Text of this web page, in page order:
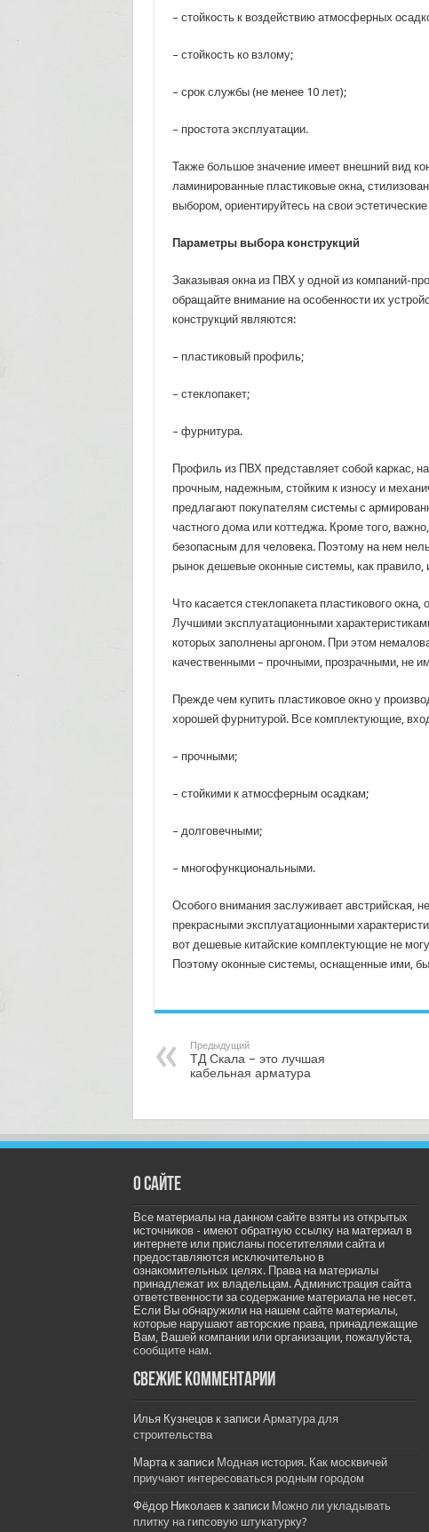
– стойкость к воздействию атмосферных
– стойкость ко взлому;
– срок службы (не менее 10 лет);
– простота эксплуатации.
Также большое значение имеет внешний вид
ламинированные пластиковые окна,
выбором, ориентируйтесь на свои
Параметры выбора конструкций
Заказывая окна из ПВХ у одной из компаний-
обращайте внимание на особенности их
конструкций являются:
– пластиковый профиль;
– стеклопакет;
– фурнитура.
Профиль из ПВХ представляет собой каркас,
прочным, надежным, стойким к износу и
предлагают покупателям системы с
частного дома или коттеджа. Кроме того,
безопасным для человека. Поэтому на нем
рынок дешевые оконные системы, как правило,
Что касается стеклопакета пластикового
Лучшими эксплуатационными
которых заполнены аргоном. При этом
качественными – прочными, прозрачными, не
Прежде чем купить пластиковое окно у
хорошей фурнитурой. Все комплектующие,
– прочными;
– стойкими к атмосферным осадкам;
– долговечными;
– многофункциональными.
Особого внимания заслуживает австрийская,
прекрасными эксплуатационными
вот дешевые китайские комплектующие не
Поэтому оконные системы, оснащенные ими,
Предыдущий
ТД Скала – это лучшая
кабельная арматура
О сайте
Все материалы на данном сайте взяты из открытых
источников - имеют обратную ссылку на материал в
интернете или присланы посетителями сайта и
предоставляются исключительно в
ознакомительных целях. Права на материалы
принадлежат их владельцам. Администрация сайта
ответственности за содержание материала не несет.
Если Вы обнаружили на нашем сайте материалы,
которые нарушают авторские права, принадлежащие
Вам, Вашей компании или организации, пожалуйста,
сообщите нам.
Свежие комментарии
Илья Кузнецовк записи Арматура для
строительства
Мартак записи Модная история. Как москвичей
приучают интересоваться родным городом
Фёдор Николаевк записи Можно ли укладывать
плитку на гипсовую штукатурку?